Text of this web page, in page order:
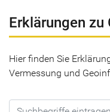
Erklärungen zu
Hier finden Sie
Vermessung und